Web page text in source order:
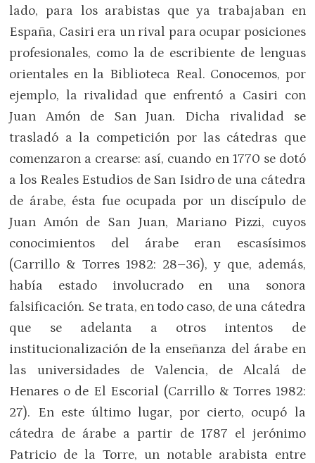
lado, para los arabistas que ya trabajaban en
España, Casiri era un rival para ocupar posiciones
profesionales, como la de escribiente de lenguas
orientales en la Biblioteca Real. Conocemos, por
ejemplo, la rivalidad que enfrentó a Casiri con
Juan Amón de San Juan. Dicha rivalidad se
trasladó a la competición por las cátedras que
comenzaron a crearse: así, cuando en 1770 se dotó
a los Reales Estudios de San Isidro de una cátedra
de árabe, ésta fue ocupada por un discípulo de
Juan Amón de San Juan, Mariano Pizzi, cuyos
conocimientos del árabe eran escasísimos
(Carrillo & Torres 1982: 28–36), y que, además,
había estado involucrado en una sonora
falsificación. Se trata, en todo caso, de una cátedra
que se adelanta a otros intentos de
institucionalización de la enseñanza del árabe en
las universidades de Valencia, de Alcalá de
Henares o de El Escorial (Carrillo & Torres 1982:
27). En este último lugar, por cierto, ocupó la
cátedra de árabe a partir de 1787 el jerónimo
Patricio de la Torre, un notable arabista entre